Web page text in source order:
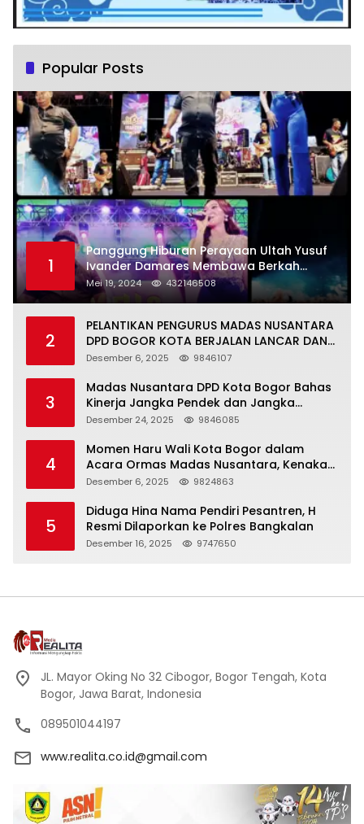
Popular Posts
1
Panggung Hiburan Perayaan Ultah Yusuf
Ivander Damares Membawa Berkah
Warga Kejapanan
Mei 19, 2024 432146508
2
PELANTIKAN PENGURUS MADAS NUSANTARA
DPD BOGOR KOTA BERJALAN LANCAR DAN
KHIDMAT
Desember 6, 2025 9846107
3
Madas Nusantara DPD Kota Bogor Bahas
Kinerja Jangka Pendek dan Jangka
Panjang
Desember 24, 2025 9846085
4
Momen Haru Wali Kota Bogor dalam
Acara Ormas Madas Nusantara, Kenakan
Peci Hitam Tinggi sebagai Simbol
Desember 6, 2025 9824863
5
Diduga Hina Nama Pendiri Pesantren, H
Resmi Dilaporkan ke Polres Bangkalan
Desember 16, 2025 9747650
JL. Mayor Oking No 32 Cibogor, Bogor Tengah, Kota
Bogor, Jawa Barat, Indonesia
089501044197
www.realita.co.id@gmail.com